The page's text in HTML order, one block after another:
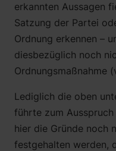
erkannten Aussagen
Satzung der Partei
Ordnung erkennen –
diesbezüglich noch
Ordnungsmaßnahme
Lediglich die oben
führte zum
hier die Gründe noch
festgehalten werden,